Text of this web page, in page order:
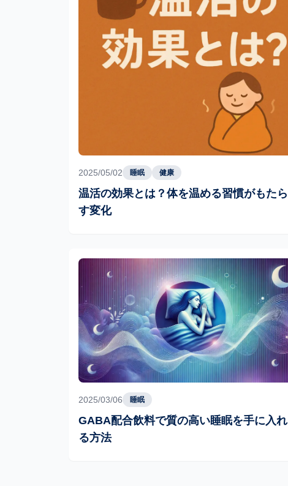
2025/05/02 睡眠 健康
温活の効果とは？体を温める習慣がもたら
す変化
2025/03/06 睡眠
GABA配合飲料で質の高い睡眠を手に入れ
る方法